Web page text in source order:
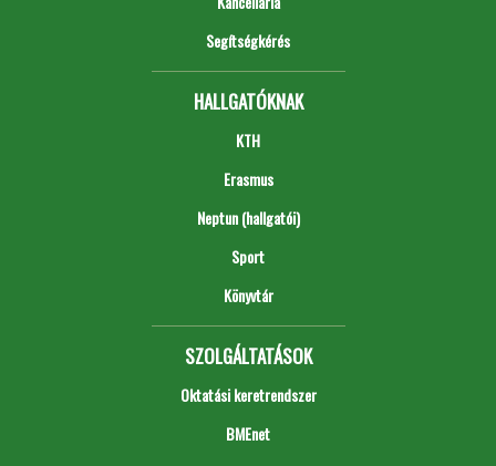
Segítségkérés
HALLGATÓKNAK
KTH
Erasmus
Neptun (hallgatói)
Sport
Könyvtár
SZOLGÁLTATÁSOK
Oktatási keretrendszer
BMEnet